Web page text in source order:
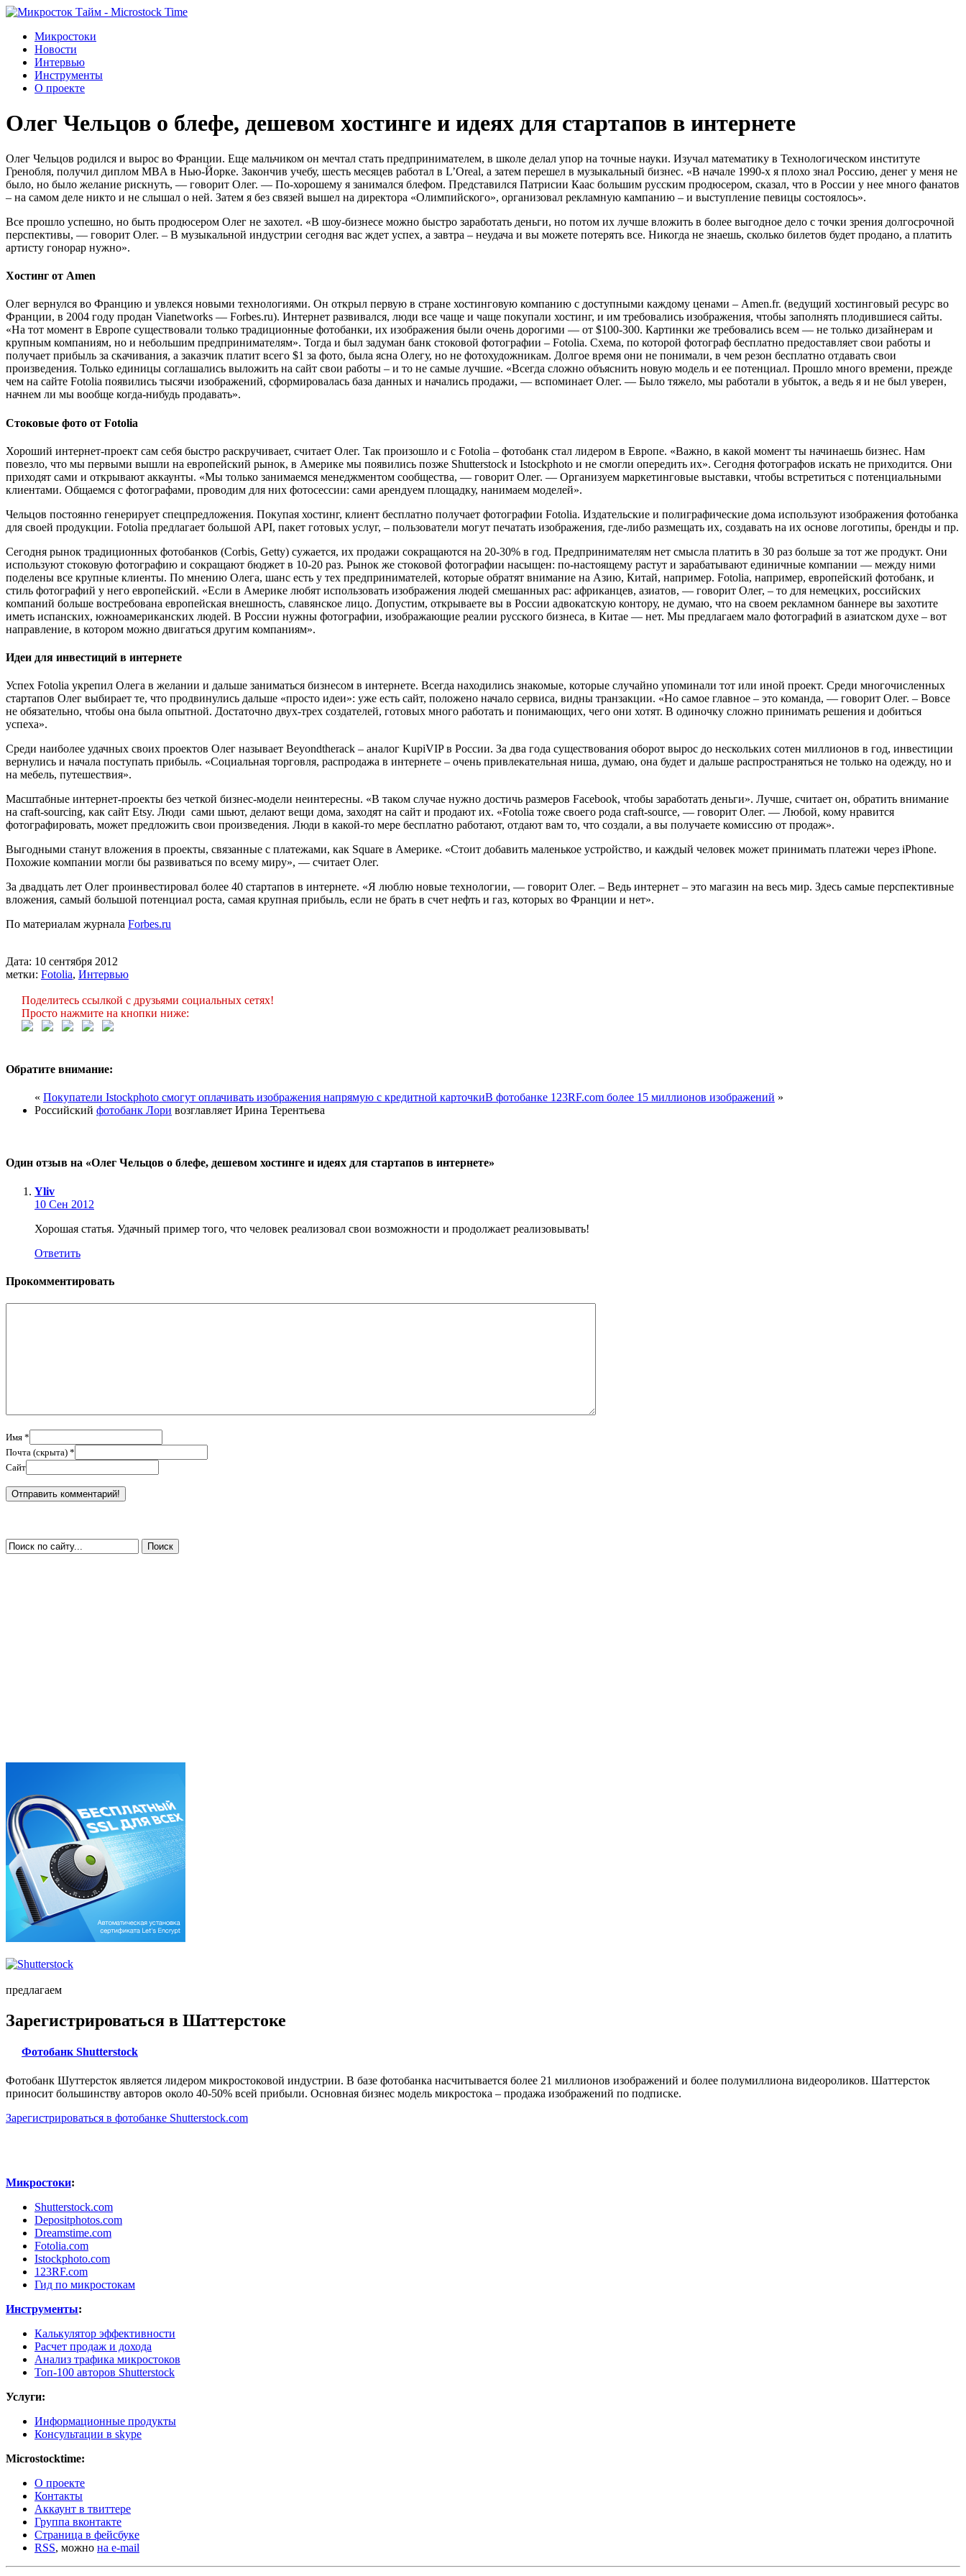
Микростоки
Новости
Интервью
Инструменты
О проекте
Олег Чельцов о блефе, дешевом хостинге и идеях для стартапов в интернете
Олег Чельцов родился и вырос во Франции. Еще мальчиком он мечтал стать предпринимателем, в школе делал упор на точные науки. Изучал математику в Технологическом институте
Гренобля, получил диплом MBA в Нью-Йорке. Закончив учебу, шесть месяцев работал в L’Oreal, а затем перешел в музыкальный бизнес. «В начале 1990-х я плохо знал Россию, денег у меня не
было, но было желание рискнуть, — говорит Олег. — По-хорошему я занимался блефом. Представился Патрисии Каас большим русским продюсером, сказал, что в России у нее много фанатов
– на самом деле никто и не слышал о ней. Затем я без связей вышел на директора «Олимпийского», организовал рекламную кампанию – и выступление певицы состоялось».
Все прошло успешно, но быть продюсером Олег не захотел. «В шоу-бизнесе можно быстро заработать деньги, но потом их лучше вложить в более выгодное дело с точки зрения долгосрочной
перспективы, — говорит Олег. – В музыкальной индустрии сегодня вас ждет успех, а завтра – неудача и вы можете потерять все. Никогда не знаешь, сколько билетов будет продано, а платить
артисту гонорар нужно».
Хостинг от Amen
Олег вернулся во Францию и увлекся новыми технологиями. Он открыл первую в стране хостинговую компанию с доступными каждому ценами – Amen.fr. (ведущий хостинговый ресурс во
Франции, в 2004 году продан Vianetworks — Forbes.ru). Интернет развивался, люди все чаще и чаще покупали хостинг, и им требовались изображения, чтобы заполнять плодившиеся сайты.
«На тот момент в Европе существовали только традиционные фотобанки, их изображения были очень дорогими — от $100-300. Картинки же требовались всем — не только дизайнерам и
крупным компаниям, но и небольшим предпринимателям». Тогда и был задуман банк стоковой фотографии – Fotolia. Схема, по которой фотограф бесплатно предоставляет свои работы и
получает прибыль за скачивания, а заказчик платит всего $1 за фото, была ясна Олегу, но не фотохудожникам. Долгое время они не понимали, в чем резон бесплатно отдавать свои
произведения. Только единицы соглашались выложить на сайт свои работы – и то не самые лучшие. «Всегда сложно объяснить новую модель и ее потенциал. Прошло много времени, прежде
чем на сайте Fotolia появились тысячи изображений, сформировалась база данных и начались продажи, — вспоминает Олег. — Было тяжело, мы работали в убыток, а ведь я и не был уверен,
начнем ли мы вообще когда-нибудь продавать».
Стоковые фото от Fotolia
Хороший интернет-проект сам себя быстро раскручивает, считает Олег. Так произошло и с Fotolia – фотобанк стал лидером в Европе. «Важно, в какой момент ты начинаешь бизнес. Нам
повезло, что мы первыми вышли на европейский рынок, в Америке мы появились позже Shutterstock и Istockphoto и не смогли опередить их». Сегодня фотографов искать не приходится. Они
приходят сами и открывают аккаунты. «Мы только занимаемся менеджментом сообщества, — говорит Олег. — Организуем маркетинговые выставки, чтобы встретиться с потенциальными
клиентами. Общаемся с фотографами, проводим для них фотосессии: сами арендуем площадку, нанимаем моделей».
Чельцов постоянно генерирует спецпредложения. Покупая хостинг, клиент бесплатно получает фотографии Fotolia. Издательские и полиграфические дома используют изображения фотобанка
для своей продукции. Fotolia предлагает большой API, пакет готовых услуг, – пользователи могут печатать изображения, где-либо размещать их, создавать на их основе логотипы, бренды и пр.
Сегодня рынок традиционных фотобанков (Corbis, Getty) сужается, их продажи сокращаются на 20-30% в год. Предпринимателям нет смысла платить в 30 раз больше за тот же продукт. Они
используют стоковую фотографию и сокращают бюджет в 10-20 раз. Рынок же стоковой фотографии насыщен: по-настоящему растут и зарабатывают единичные компании — между ними
поделены все крупные клиенты. По мнению Олега, шанс есть у тех предпринимателей, которые обратят внимание на Азию, Китай, например. Fotolia, например, европейский фотобанк, и
стиль фотографий у него европейский. «Если в Америке любят использовать изображения людей смешанных рас: африканцев, азиатов, — говорит Олег, – то для немецких, российских
компаний больше востребована европейская внешность, славянское лицо. Допустим, открываете вы в России адвокатскую контору, не думаю, что на своем рекламном баннере вы захотите
иметь испанских, южноамериканских людей. В России нужны фотографии, изображающие реалии русского бизнеса, в Китае — нет. Мы предлагаем мало фотографий в азиатском духе – вот
направление, в котором можно двигаться другим компаниям».
Идеи для инвестиций в интернете
Успех Fotolia укрепил Олега в желании и дальше заниматься бизнесом в интернете. Всегда находились знакомые, которые случайно упоминали тот или иной проект. Среди многочисленных
стартапов Олег выбирает те, что продвинулись дальше «просто идеи»: уже есть сайт, положено начало сервиса, видны транзакции. «Но самое главное – это команда, — говорит Олег. – Вовсе
не обязательно, чтобы она была опытной. Достаточно двух-трех создателей, готовых много работать и понимающих, чего они хотят. В одиночку сложно принимать решения и добиться
успеха».
Среди наиболее удачных своих проектов Олег называет Beyondtherack – аналог KupiVIP в России. За два года существования оборот вырос до нескольких сотен миллионов в год, инвестиции
вернулись и начала поступать прибыль. «Социальная торговля, распродажа в интернете – очень привлекательная ниша, думаю, она будет и дальше распространяться не только на одежду, но и
на мебель, путешествия».
Масштабные интернет-проекты без четкой бизнес-модели неинтересны. «В таком случае нужно достичь размеров Facebook, чтобы заработать деньги». Лучше, считает он, обратить внимание
на craft-sourcing, как сайт Etsy. Люди сами шьют, делают вещи дома, заходят на сайт и продают их. «Fotolia тоже своего рода craft-source, — говорит Олег. — Любой, кому нравится
фотографировать, может предложить свои произведения. Люди в какой-то мере бесплатно работают, отдают вам то, что создали, а вы получаете комиссию от продаж».
Выгодными станут вложения в проекты, связанные с платежами, как Square в Америке. «Стоит добавить маленькое устройство, и каждый человек может принимать платежи через iPhone.
Похожие компании могли бы развиваться по всему миру», — считает Олег.
За двадцать лет Олег проинвестировал более 40 стартапов в интернете. «Я люблю новые технологии, — говорит Олег. – Ведь интернет – это магазин на весь мир. Здесь самые перспективные
вложения, самый большой потенциал роста, самая крупная прибыль, если не брать в счет нефть и газ, которых во Франции и нет».
По материалам журнала Forbes.ru
Дата: 10 сентября 2012
метки: Fotolia, Интервью
Поделитесь ссылкой с друзьями социальных сетях!
Просто нажмите на кнопки ниже:
Обратите внимание:
« Покупатели Istockphoto смогут оплачивать изображения напрямую с кредитной карточкиВ фотобанке 123RF.com более 15 миллионов изображений »
Российский фотобанк Лори возглавляет Ирина Терентьева
Один отзыв на «Олег Чельцов о блефе, дешевом хостинге и идеях для стартапов в интернете»
Yliv
10 Сен 2012
Хорошая статья. Удачный пример того, что человек реализовал свои возможности и продолжает реализовывать!
Ответить
Прокомментировать
Имя *
Почта (скрыта) *
Сайт
предлагаем
Зарегистрироваться в Шаттерстоке
Фотобанк Shutterstock
Фотобанк Шуттерсток является лидером микростоковой индустрии. В базе фотобанка насчитывается более 21 миллионов изображений и более полумиллиона видеороликов. Шаттерсток
приносит большинству авторов около 40-50% всей прибыли. Основная бизнес модель микростока – продажа изображений по подписке.
Зарегистрироваться в фотобанке Shutterstock.com
Микростоки:
Shutterstock.com
Depositphotos.com
Dreamstime.com
Fotolia.com
Istockphoto.com
123RF.com
Гид по микростокам
Инструменты:
Калькулятор эффективности
Расчет продаж и дохода
Анализ трафика микростоков
Топ-100 авторов Shutterstock
Услуги:
Информационные продукты
Консультации в skype
Microstocktime:
О проекте
Контакты
Аккаунт в твиттере
Группа вконтакте
Страница в фейсбуке
RSS, можно на e-mail